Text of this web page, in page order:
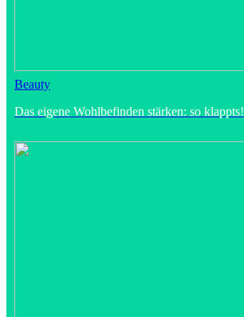
Beauty
Das eigene Wohlbefinden stärken: so klappts!